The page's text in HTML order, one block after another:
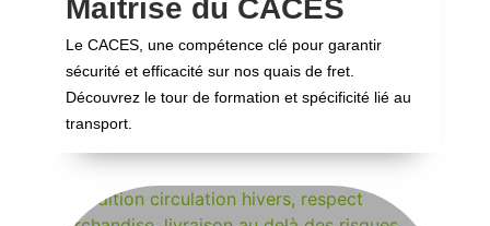
Maîtrise du CACES
Le CACES, une compétence clé pour garantir
sécurité et efficacité sur nos quais de fret.
Découvrez le tour de formation et spécificité lié au
transport.